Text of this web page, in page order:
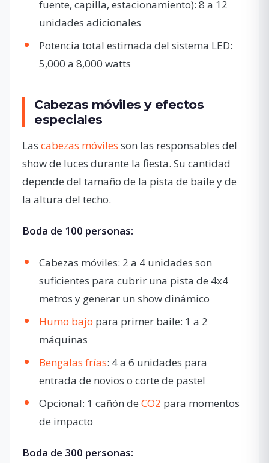
fuente, capilla, estacionamiento): 8 a 12
unidades adicionales
Potencia total estimada del sistema LED:
5,000 a 8,000 watts
Cabezas móviles y efectos
especiales
Las cabezas móviles son las responsables del
show de luces durante la fiesta. Su cantidad
depende del tamaño de la pista de baile y de
la altura del techo.
Boda de 100 personas:
Cabezas móviles: 2 a 4 unidades son
suficientes para cubrir una pista de 4x4
metros y generar un show dinámico
Humo bajo para primer baile: 1 a 2
máquinas
Bengalas frías: 4 a 6 unidades para
entrada de novios o corte de pastel
Opcional: 1 cañón de CO2 para momentos
de impacto
Boda de 300 personas: